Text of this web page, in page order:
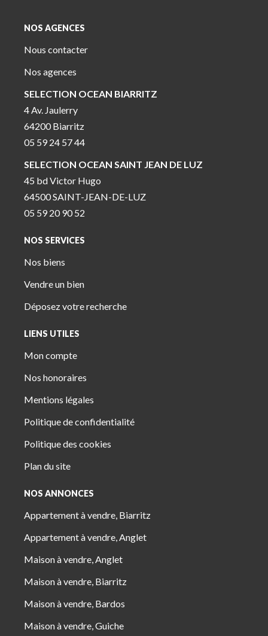
NOS AGENCES
Nous contacter
Nos agences
SELECTION OCEAN BIARRITZ
4 Av. Jaulerry
64200 Biarritz
05 59 24 57 44
SELECTION OCEAN SAINT JEAN DE LUZ
45 bd Victor Hugo
64500 SAINT-JEAN-DE-LUZ
05 59 20 90 52
NOS SERVICES
Nos biens
Vendre un bien
Déposez votre recherche
LIENS UTILES
Mon compte
Nos honoraires
Mentions légales
Politique de confidentialité
Politique des cookies
Plan du site
NOS ANNONCES
Appartement à vendre, Biarritz
Appartement à vendre, Anglet
Maison à vendre, Anglet
Maison à vendre, Biarritz
Maison à vendre, Bardos
Maison à vendre, Guiche